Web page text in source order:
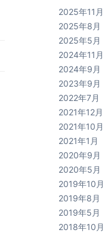
2025年11月
2025年8月
2025年5月
2024年11月
2024年9月
2023年9月
2022年7月
2021年12月
2021年10月
2021年1月
2020年9月
2020年5月
2019年10月
2019年8月
2019年5月
2018年10月